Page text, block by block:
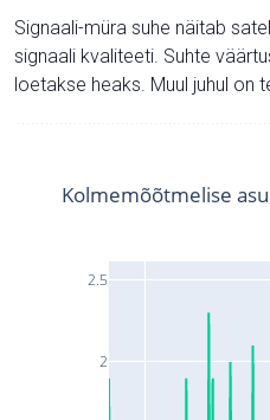
Signaali-müra suhe näitab
signaali kvaliteeti. Suhte
loetakse heaks. Muul juhul on
2
2.5
Kolmemõõtmelise